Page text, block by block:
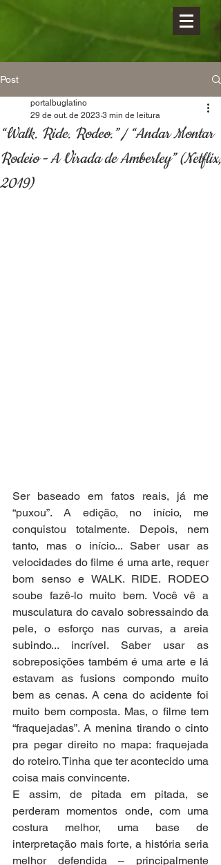
Post
“Walk. Ride. Rodeo.” / “Andar Montar
Rodeio - A Virada de Amberley” (Netflix,
2019)
portalbuglatino
29 de out. de 2023 3 min de leitura
Ser baseado em fatos reais, já me
“puxou”. A edição, no início, me
conquistou totalmente. Depois, nem
tanto, mas o início... Saber usar as
velocidades do filme é uma arte, requer
bom senso e WALK. RIDE. RODEO
soube fazê-lo muito bem. Você vê a
musculatura do cavalo sobressaindo da
pele, o esforço nas curvas, a areia
subindo... incrível. Saber usar as
sobreposições também é uma arte e lá
estavam as fusions compondo muito
bem as cenas. A cena do acidente foi
muito bem composta. Mas, o filme tem
“fraquejadas”. A menina tirando o cinto
pra pegar direito no mapa: fraquejada
do roteiro. Tinha que ter acontecido uma
coisa mais convincente.
E assim, de pitada em pitada, se
perderam momentos onde, com uma
costura melhor, uma base de
interpretação mais forte, a história seria
melhor defendida – principalmente